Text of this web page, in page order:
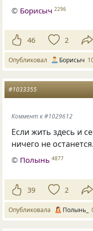
© Борисыч 2296
46 2
Опубликовал Борисыч
#1033355
Коммент к #1029612
Если жить здесь и
ничего не останется.
© Полынь 4877
39 2
Опубликовала Полынь_